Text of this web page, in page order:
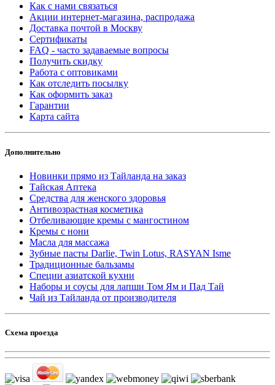
Как с нами связаться
Акции интернет-магазина, распродажа
Доставка почтой в Москву
Сертификаты
FAQ - часто задаваемые вопросы
Получить скидку
Работа с оптовиками
Как отследить посылку
Как оформить заказ
Гарантии
Карта сайта
Дополнительно
Новинки прямо из Тайланда на заказ
Тайская Аптека
Средства для женского здоровья
Антивозрастная косметика
Отбеливающие кремы с мангостином
Кремы с нони
Масла для массажа
Зубные пасты Darlie, Twin Lotus, RASYAN Isme
Традиционные бальзамы
Специи азиатской кухни
Наборы и соусы для лапши Том Ям и Пад Тай
Чай из Тайланда от производителя
Схема проезда